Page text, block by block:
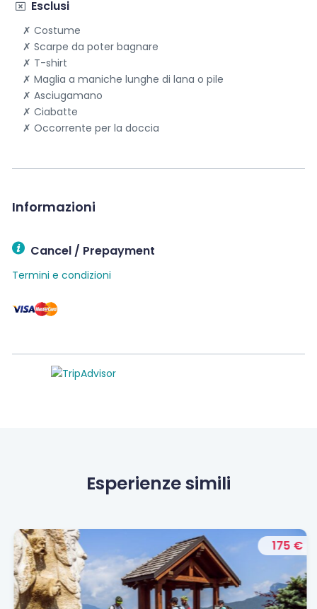
Esclusi
Costume
Scarpe da poter bagnare
T-shirt
Maglia a maniche lunghe di lana o pile
Asciugamano
Ciabatte
Occorrente per la doccia
Informazioni
Cancel / Prepayment
Termini e condizioni
Esperienze simili
175 €